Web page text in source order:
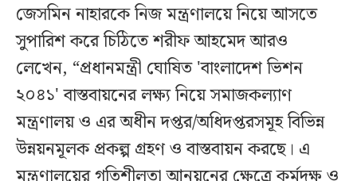
জেসমিন নাহারকে নিজ মন্ত্রণালয়ে নিয়ে আসতে
সুপারিশ করে চিঠিতে শরীফ আহমেদ আরও
লেখেন, “প্রধানমন্ত্রী ঘোষিত 'বাংলাদেশ ভিশন
২০৪১' বাস্তবায়নের লক্ষ্য নিয়ে সমাজকল্যাণ
মন্ত্রণালয় ও এর অধীন দপ্তর/অধিদপ্তরসমূহ বিভিন্ন
উন্নয়নমূলক প্রকল্প গ্রহণ ও বাস্তবায়ন করছে। এ